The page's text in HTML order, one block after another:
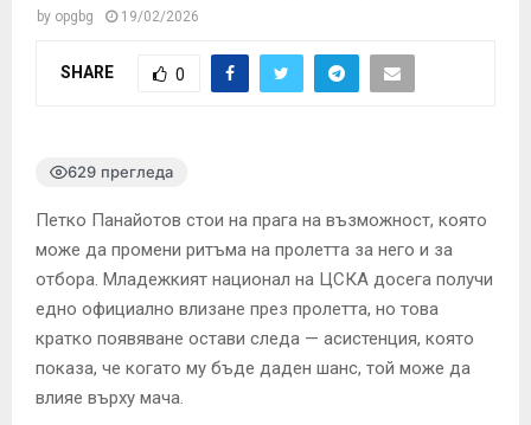
by opgbg 19/02/2026
SHARE 0
629 прегледа
Петко Панайотов стои на прага на възможност, която
може да промени ритъма на пролетта за него и за
отбора. Младежкият национал на ЦСКА досега получи
едно официално влизане през пролетта, но това
кратко появяване остави следа — асистенция, която
показа, че когато му бъде даден шанс, той може да
влияе върху мача.